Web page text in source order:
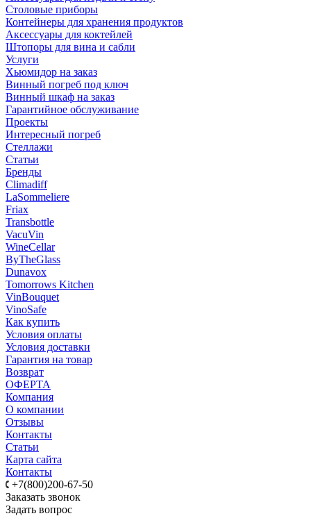
Столовые приборы
Контейнеры для хранения продуктов
Аксессуары для коктейлей
Штопоры для вина и сабли
Услуги
Хьюмидор на заказ
Винный погреб под ключ
Винный шкаф на заказ
Гарантийное обслуживание
Проекты
Интересный погреб
Стеллажи
Статьи
Бренды
Climadiff
LaSommeliere
Friax
Transbottle
VacuVin
WineCellar
ByTheGlass
Dunavox
Tomorrows Kitchen
VinBouquet
VinoSafe
Как купить
Условия оплаты
Условия доставки
Гарантия на товар
Возврат
ОФЕРТА
Компания
О компании
Отзывы
Контакты
Статьи
Карта сайта
Контакты
+7(800)200-67-50
Заказать звонок
Задать вопрос